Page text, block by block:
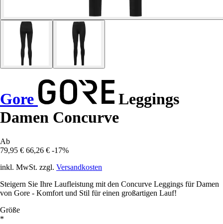
Gore
Leggings
Damen Concurve
Ab
79,95 € 66,26 € -17%
inkl. MwSt. zzgl. Versandkosten
Steigern Sie Ihre Laufleistung mit den Concurve Leggings für Damen
von Gore - Komfort und Stil für einen großartigen Lauf!
Größe
*